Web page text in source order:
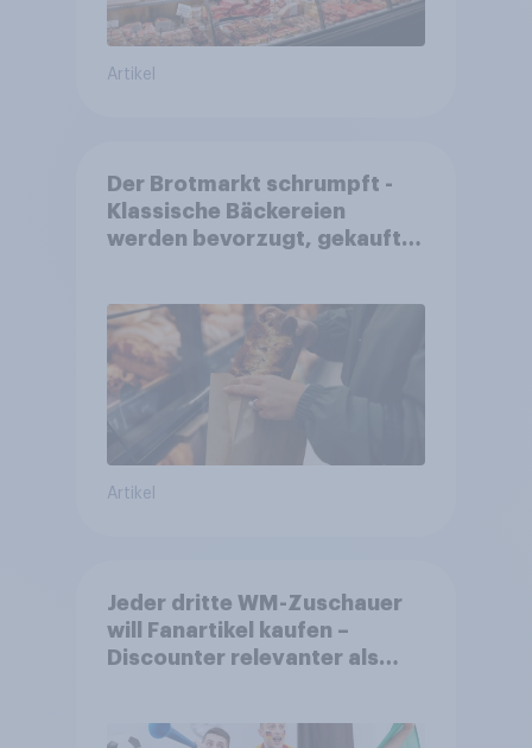
Artikel
Der Brotmarkt schrumpft -
Klassische Bäckereien
werden bevorzugt, gekauft
Artikel
Jeder dritte WM-Zuschauer
will Fanartikel kaufen –
Discounter relevanter als